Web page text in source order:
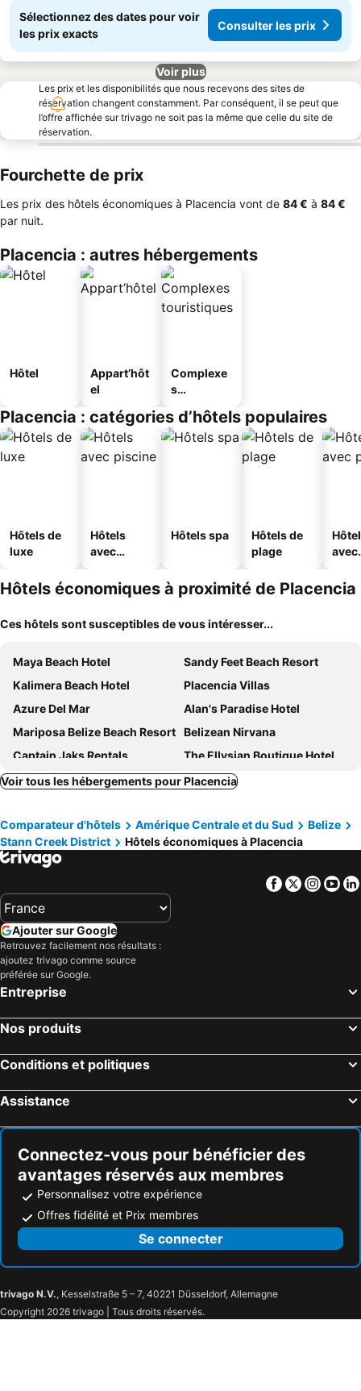
Sélectionnez des dates pour voir
les prix exacts
Consulter les prix
Voir plus
Les prix et les disponibilités que nous recevons des sites de
réservation changent constamment. Par conséquent, il se peut que
l’offre affichée sur trivago ne soit pas la même que celle du site de
réservation.
Fourchette de prix
Les prix des hôtels économiques à Placencia vont de ‎84 € à ‎84 €
par nuit.
Placencia : autres hébergements
Hôtel
Appart’hôt
el
Complexe
s
s
Placencia : catégories d’hôtels populaires
Hôtels de
luxe
Hôtels
avec
Hôtels spa
Hôtels de
plage
avec
Hôtels économiques à proximité de Placencia
Ces hôtels sont susceptibles de vous intéresser...
Maya Beach Hotel
Sandy Feet Beach Resort
Kalimera Beach Hotel
Placencia Villas
Azure Del Mar
Alan's Paradise Hotel
Mariposa Belize Beach Resort Belizean Nirvana
Captain Jaks Rentals
The Ellysian Boutique Hotel
Hotel Serenade
Turtle Inn
Imanis Inn
Blue Reef Beach and Marina
Louis' Apartments
Ranguana Caye Cabanas
Magenta Caye
Wild Orchid
Blue Reef Beach
The Toucan Inn
Villas at Playa de Coco
Voir tous les hébergements pour Placencia
Comparateur d'hôtels Amérique Centrale et du Sud
Belize
Stann Creek District
Hôtels économiques à Placencia
Facebook
Twitter
Ajouter sur Google
Retrouvez facilement nos résultats :
ajoutez trivago comme source
préférée sur Google.
Entreprise
Nos produits
Conditions et politiques
Assistance
Connectez-vous pour bénéficier des
avantages réservés aux membres
Personnalisez votre expérience
Offres fidélité et Prix membres
Se connecter
trivago N.V., Kesselstraße 5 – 7, 40221 Düsseldorf, Allemagne
Copyright 2026 trivago | Tous droits réservés.